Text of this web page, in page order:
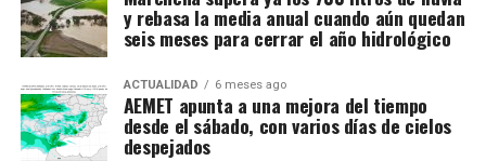
y rebasa la media anual cuando aún quedan
seis meses para cerrar el año hidrológico
ACTUALIDAD 6 meses ago
AEMET apunta a una mejora del tiempo
desde el sábado, con varios días de cielos
despejados